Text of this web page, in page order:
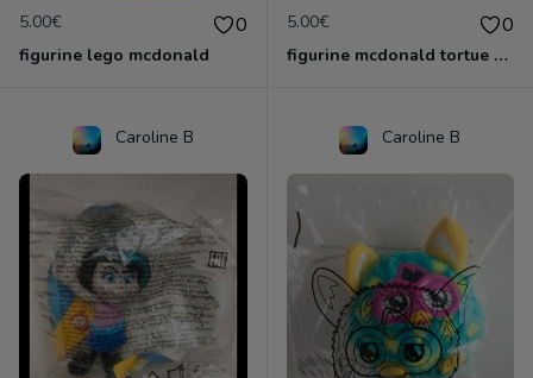
5.00€ 0
figurine lego mcdonald
5.00€ 0
figurine mcdonald tortue ninja
Caroline B Caroline B